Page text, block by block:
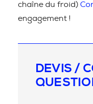
chaîne du froid)
engagement !
DEVIS /